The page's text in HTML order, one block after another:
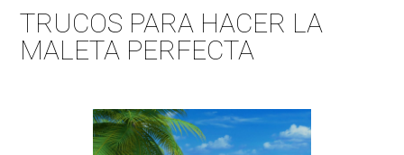
TRUCOS PARA HACER LA
MALETA PERFECTA